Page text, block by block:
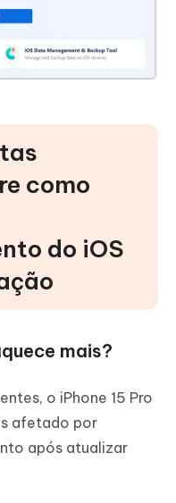
como
do iOS
mais?
o iPhone 15 Pro
afetado por
após atualizar